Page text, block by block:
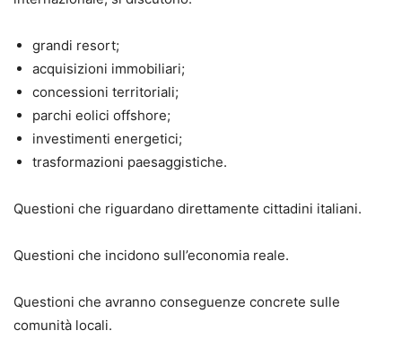
grandi resort;
acquisizioni immobiliari;
concessioni territoriali;
parchi eolici offshore;
investimenti energetici;
trasformazioni paesaggistiche.
Questioni che riguardano direttamente cittadini italiani.
Questioni che incidono sull’economia reale.
Questioni che avranno conseguenze concrete sulle
comunità locali.